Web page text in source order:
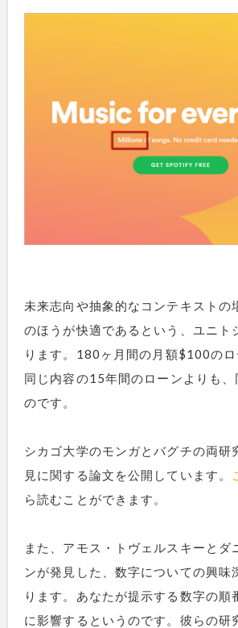
未来志向や抽象的なコンテキストの
のほうが快適であるという、ユニト
ります。180ヶ月間の月額$100のロ
同じ内容の15年間のローンよりも、
のです。
シカゴ大学のモンガとバグチの両研
見に関する論文を公開しています。
ら読むことができます。
また、アモス・トヴェルスキーとダ
ンが発見した、数字についての興味
ります。あなたが提示する数字の順
に影響するというのです。彼らの研